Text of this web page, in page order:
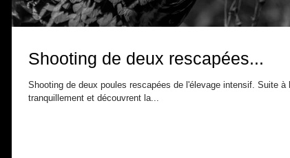
Shooting de deux rescapées...
Shooting de deux poules rescapées de l'élevage intensif. Suite
tranquillement et découvrent la...